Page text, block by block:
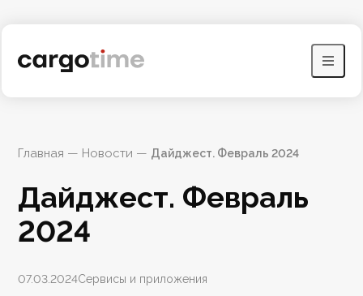
Главная — Новости — Дайджест. Февраль 2024
Дайджест. Февраль
2024
07.03.2024Сервисы и приложения